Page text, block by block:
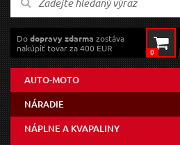
Dodopravy zdarma zostáva
nakúpiť tovar za 400 EUR
0
AUTO-MOTO
NÁRADIE
NÁPLNE A KVAPALINY